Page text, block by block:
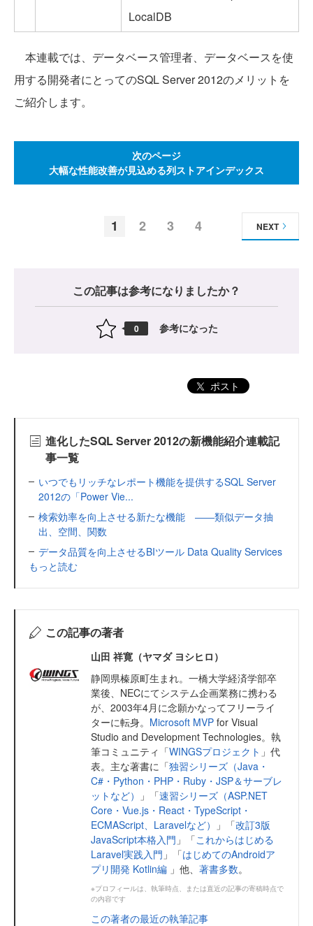
LocalDB
本連載では、データベース管理者、データベースを使
用する開発者にとってのSQL Server 2012のメリットを
ご紹介します。
次のページ
大幅な性能改善が見込める列ストアインデックス
1 2 3 4 NEXT
この記事は参考になりましたか？
0 参考になった
ポスト
進化したSQL Server 2012の新機能紹介連載記
事一覧
いつでもリッチなレポート機能を提供するSQL Server
2012の「Power Vie...
検索効率を向上させる新たな機能 ――類似データ抽
出、空間、関数
データ品質を向上させるBIツール Data Quality Services
もっと読む
この記事の著者
山田 祥寛（ヤマダ ヨシヒロ）
静岡県榛原町生まれ。一橋大学経済学部卒
業後、NECにてシステム企画業務に携わる
が、2003年4月に念願かなってフリーライ
ターに転身。 Microsoft MVP for Visual
Studio and Development Technologies。執
筆コミュニティ「WINGSプロジェクト 」代
表。主な著書に「独習シリーズ（Java・
C#・Python・PHP・Ruby・JSP＆サーブレ
ットなど）
」「速習シリーズ（ASP.NET
Core・Vue.js・React・TypeScript・
ECMAScript、Laravelなど）
」「改訂3版
JavaScript本格入門 」「これからはじめる
Laravel実践入門 」「はじめてのAndroidア
プリ開発 Kotlin編 」他、 著書多数。
※プロフィールは、執筆時点、または直近の記事の寄稿時点で
の内容です
この著者の最近の執筆記事